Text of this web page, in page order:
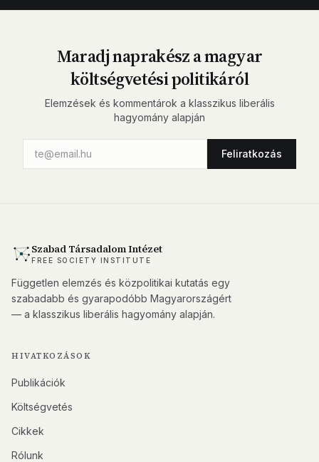
Maradj naprakész a magyar
költségvetési politikáról
Elemzések és kommentárok a klasszikus liberális
hagyomány alapján
Feliratkozás
Szabad Társadalom Intézet
FREE SOCIETY INSTITUTE
Független elemzés és közpolitikai kutatás egy
szabadabb és gyarapodóbb Magyarországért
— a klasszikus liberális hagyomány alapján.
HIVATKOZÁSOK
Publikációk
Költségvetés
Cikkek
Rólunk